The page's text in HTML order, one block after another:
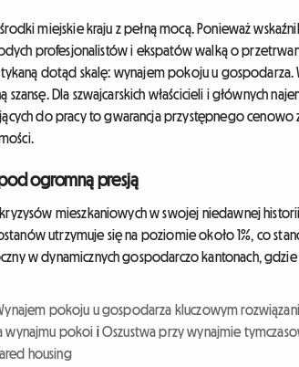
miejskie kraju z pełną mocą. Ponieważ
profesjonalistów i ekspatów walką o
dotąd skalę: wynajem pokoju u
Dla szwajcarskich właścicieli i głównych
do pracy to gwarancja przystępnego cenowo
ogromną presją
mieszkaniowych w swojej niedawnej
utrzymuje się na poziomie około 1%, co
w dynamicznych gospodarczo kantonach,
pokoju u gospodarza kluczowym
wynajmu pokoi iOszustwa przy wynajmie
housing